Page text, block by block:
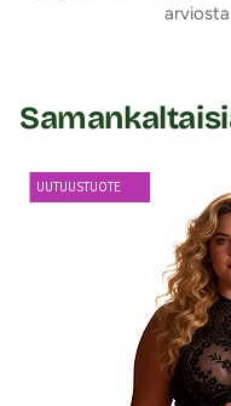
UUTUUSTUOTE